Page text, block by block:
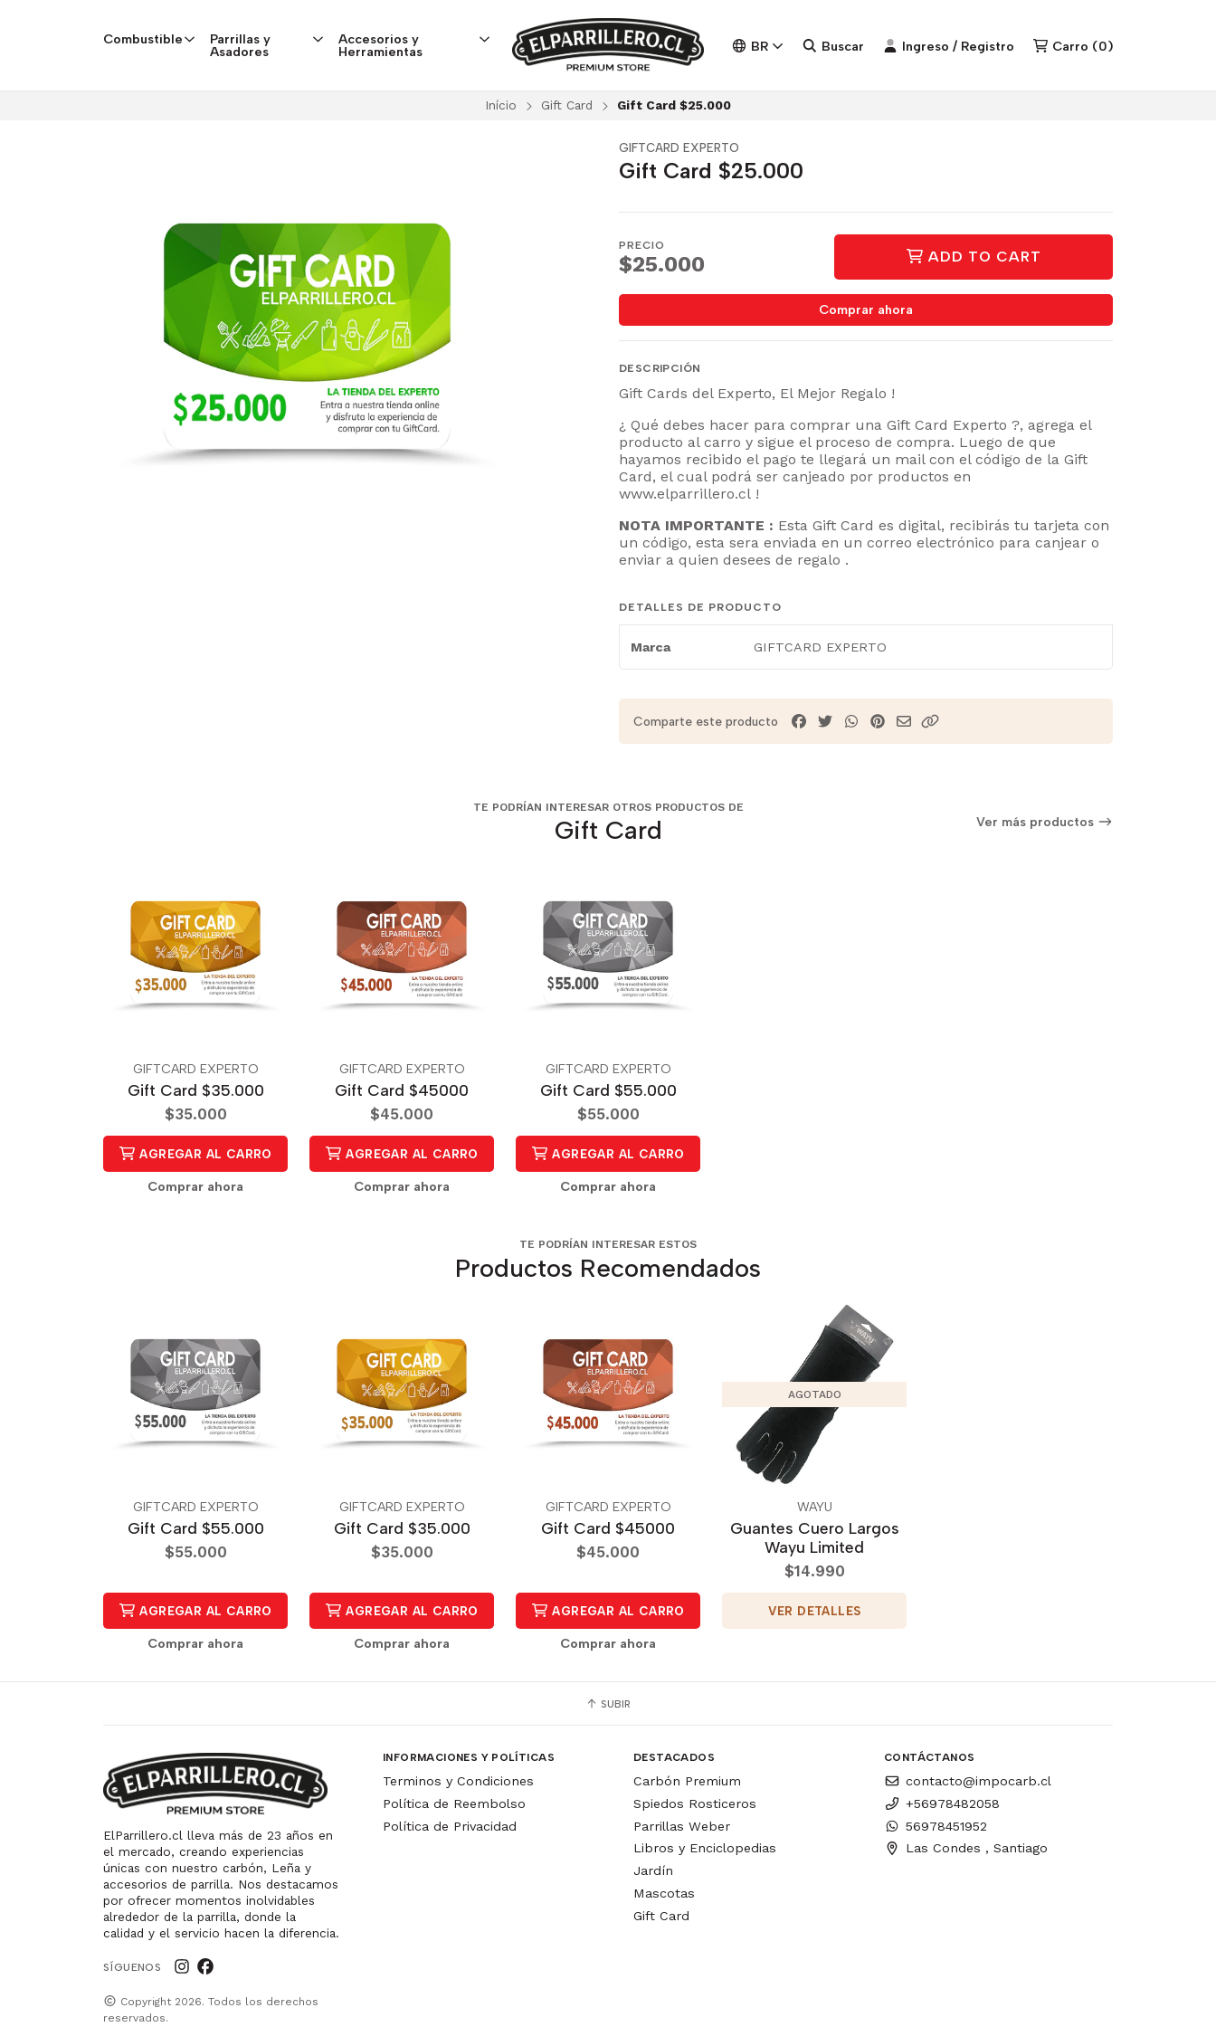
Combustible Parrillas y
Asadores
Accesorios y
Herramientas BR Buscar Ingreso / Registro Carro (0)
Início Gift Card Gift Card $25.000
GIFTCARD EXPERTO
Gift Card $25.000
PRECIO
$25.000 ADD TO CART
Comprar ahora
DESCRIPCIÓN
Gift Cards del Experto, El Mejor Regalo !
¿ Qué debes hacer para comprar una Gift Card Experto ?, agrega el
producto al carro y sigue el proceso de compra. Luego de que
hayamos recibido el pago te llegará un mail con el código de la Gift
Card, el cual podrá ser canjeado por productos en
www.elparrillero.cl !
NOTA IMPORTANTE : Esta Gift Card es digital, recibirás tu tarjeta con
un código, esta sera enviada en un correo electrónico para canjear o
enviar a quien desees de regalo .
DETALLES DE PRODUCTO
Marca GIFTCARD EXPERTO
Comparte este producto
TE PODRÍAN INTERESAR OTROS PRODUCTOS DE
Gift Card Ver más productos
GIFTCARD EXPERTO
Gift Card $35.000
$35.000
AGREGAR AL CARRO
Comprar ahora
GIFTCARD EXPERTO
Gift Card $45000
$45.000
AGREGAR AL CARRO
Comprar ahora
GIFTCARD EXPERTO
Gift Card $55.000
$55.000
AGREGAR AL CARRO
Comprar ahora
TE PODRÍAN INTERESAR ESTOS
Productos Recomendados
GIFTCARD EXPERTO
Gift Card $55.000
$55.000
AGREGAR AL CARRO
Comprar ahora
GIFTCARD EXPERTO
Gift Card $35.000
$35.000
AGREGAR AL CARRO
Comprar ahora
GIFTCARD EXPERTO
Gift Card $45000
$45.000
AGREGAR AL CARRO
Comprar ahora
AGOTADO
WAYU
Guantes Cuero Largos
Wayu Limited
$14.990
VER DETALLES
SUBIR
ElParrillero.cl lleva más de 23 años en
el mercado, creando experiencias
únicas con nuestro carbón, Leña y
accesorios de parrilla. Nos destacamos
por ofrecer momentos inolvidables
alrededor de la parrilla, donde la
calidad y el servicio hacen la diferencia.
SÍGUENOS
Copyright 2026. Todos los derechos
reservados.
INFORMACIONES Y POLÍTICAS
Terminos y Condiciones
Política de Reembolso
Política de Privacidad
DESTACADOS
Carbón Premium
Spiedos Rosticeros
Parrillas Weber
Libros y Enciclopedias
Jardín
Mascotas
Gift Card
CONTÁCTANOS
contacto@impocarb.cl
+56978482058
56978451952
Las Condes , Santiago